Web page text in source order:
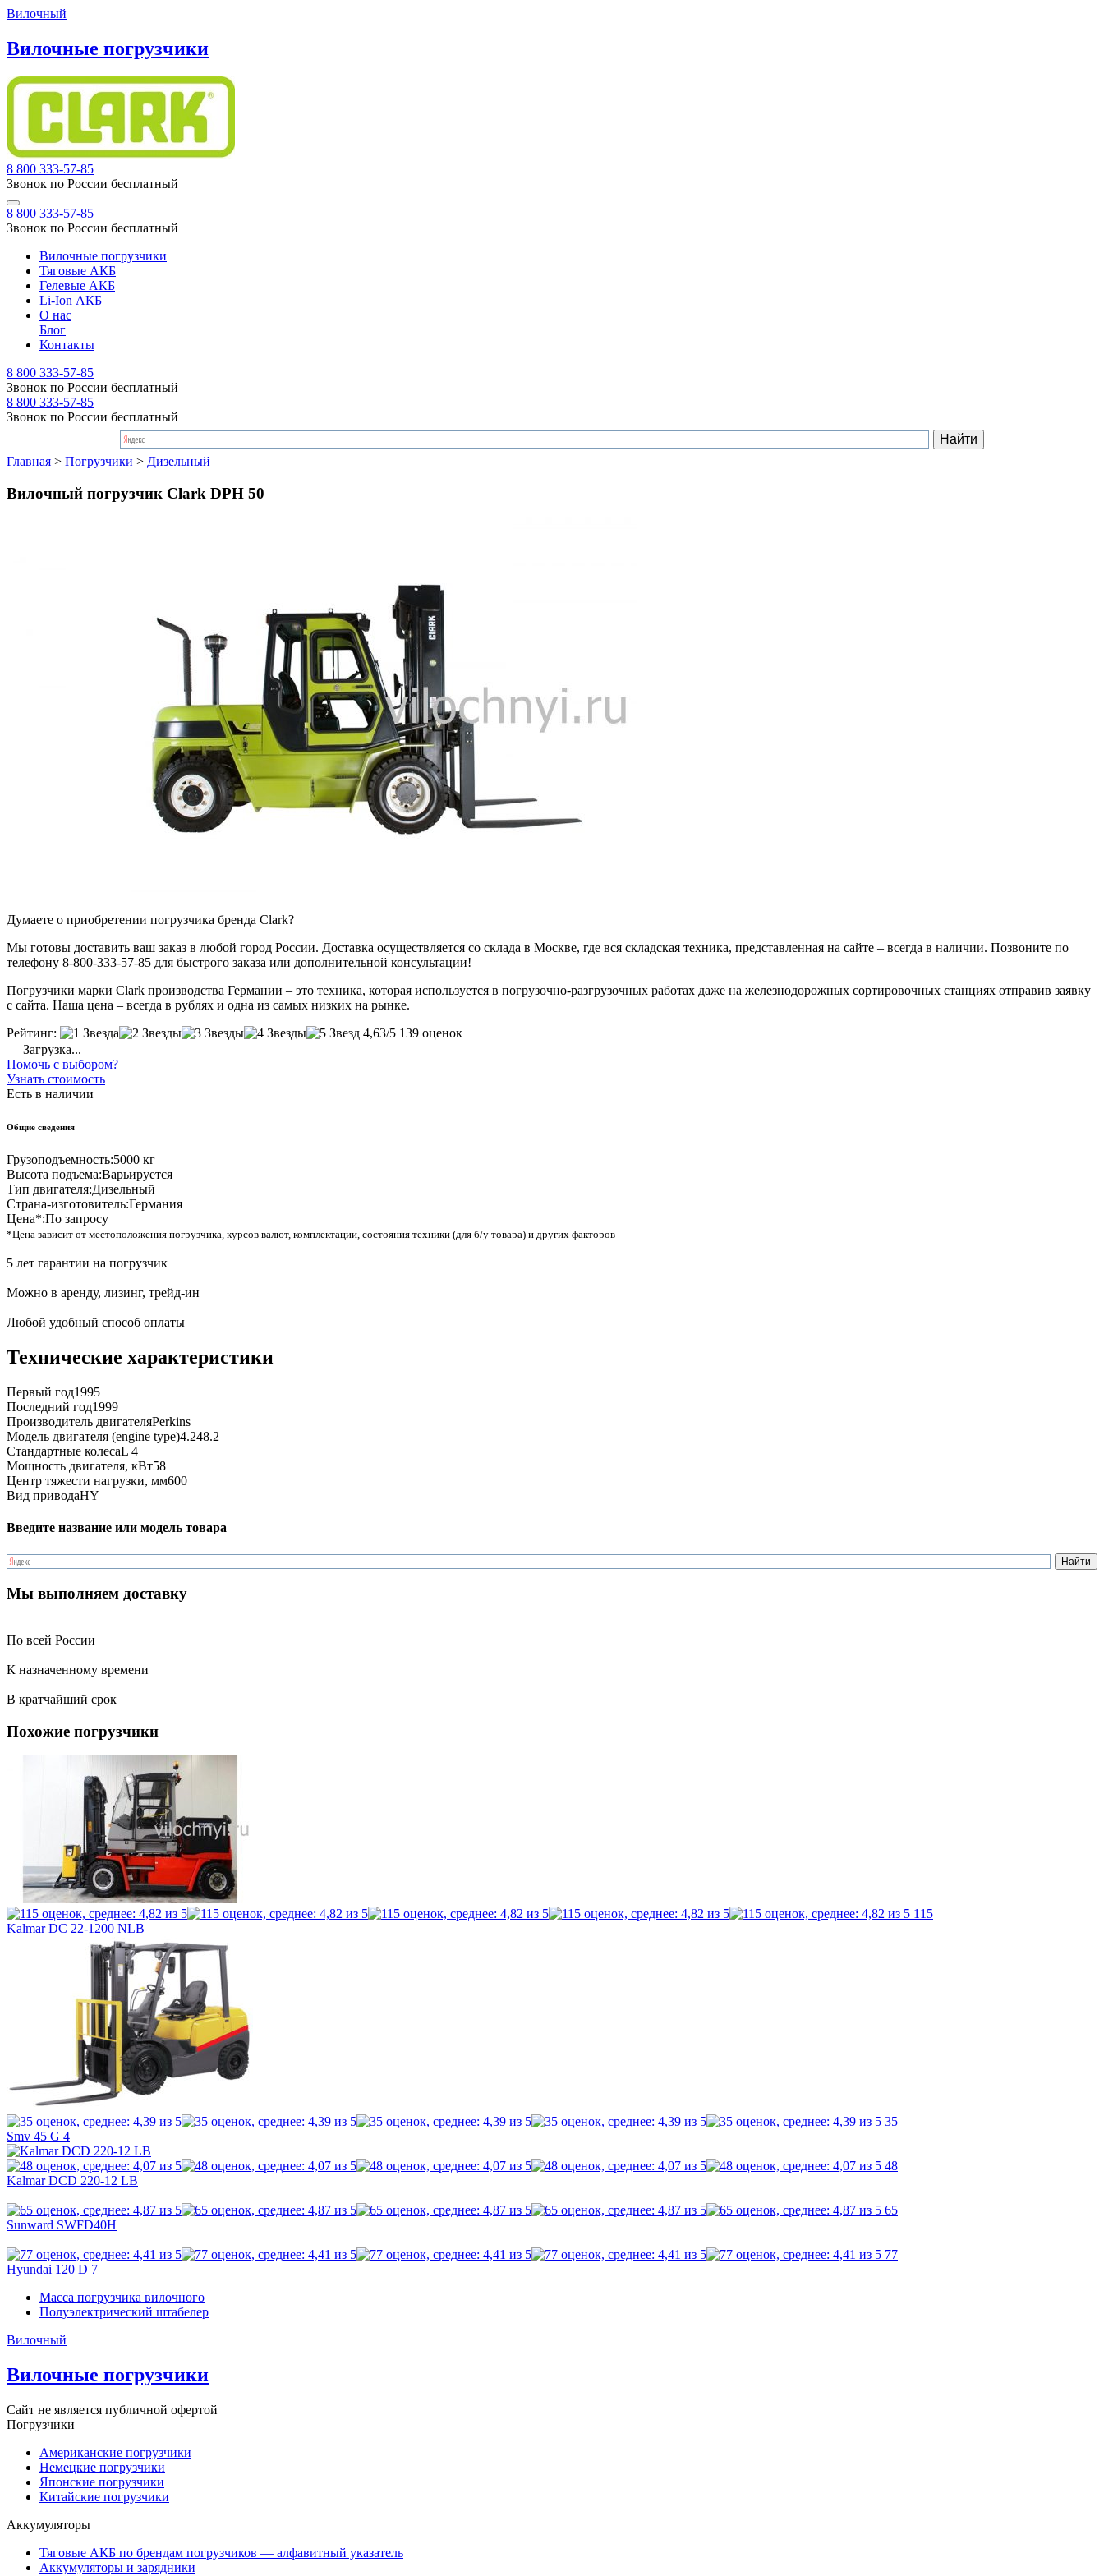
Вилочный
Вилочные погрузчики
8 800 333-57-85
Звонок по России бесплатный
8 800 333-57-85
Звонок по России бесплатный
Вилочные погрузчики
Тяговые АКБ
Гелевые АКБ
Li-Ion АКБ
О нас
Блог
Контакты
8 800 333-57-85
Звонок по России бесплатный
8 800 333-57-85
Звонок по России бесплатный
Главная > Погрузчики > Дизельный
Вилочный погрузчик Clark DPH 50
Думаете о приобретении погрузчика бренда Clark?
Мы готовы доставить ваш заказ в любой город России. Доставка осуществляется со склада в Москве, где вся складская техника, представленная на сайте – всегда в наличии. Позвоните по
телефону 8-800-333-57-85 для быстрого заказа или дополнительной консультации!
Погрузчики марки Clark производства Германии – это техника, которая используется в погрузочно-разгрузочных работах даже на железнодорожных сортировочных станциях отправив заявку
с сайта. Наша цена – всегда в рублях и одна из самых низких на рынке.
Рейтинг:
4,63/5 139 оценок
Загрузка...
Помочь с выбором?
Узнать стоимость
Есть в наличии
Общие сведения
Грузоподъемность:5000 кг
Высота подъема:Варьируется
Тип двигателя:Дизельный
Страна-изготовитель:Германия
Цена*:По запросу
*Цена зависит от местоположения погрузчика, курсов валют, комплектации, состояния техники (для б/у товара) и других факторов
5 лет гарантии на погрузчик
Можно в аренду, лизинг, трейд-ин
Любой удобный способ оплаты
Технические характеристики
Первый год1995
Последний год1999
Производитель двигателяPerkins
Модель двигателя (engine type)4.248.2
Стандартные колесаL 4
Мощность двигателя, кВт58
Центр тяжести нагрузки, мм600
Вид приводаHY
Введите название или модель товара
Мы выполняем доставку
По всей России
К назначенному времени
В кратчайший срок
Похожие погрузчики
115
Kalmar DC 22-1200 NLB
35
Smv 45 G 4
48
Kalmar DCD 220-12 LB
65
Sunward SWFD40H
77
Hyundai 120 D 7
Масса погрузчика вилочного
Полуэлектрический штабелер
Вилочный
Вилочные погрузчики
Сайт не является публичной офертой
Погрузчики
Американские погрузчики
Немецкие погрузчики
Японские погрузчики
Китайские погрузчики
Аккумуляторы
Тяговые АКБ по брендам погрузчиков — алфавитный указатель
Аккумуляторы и зарядники